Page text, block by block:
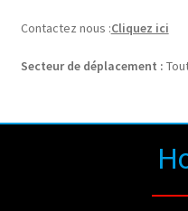
Contactez nous :Cliquez ici
Secteur de déplacement :